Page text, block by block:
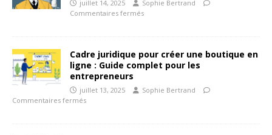
juillet 14, 2025
Sophie Bertrand
Commentaires fermés
Cadre juridique pour créer une boutique en
ligne : Guide complet pour les
entrepreneurs
juillet 13, 2025
Sophie Bertrand
Commentaires fermés